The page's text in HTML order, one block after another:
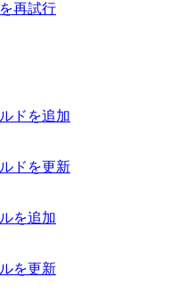
再試行
ドを追加
ドを更新
を追加
を更新